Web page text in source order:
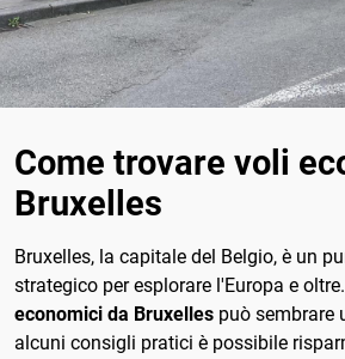
Come trovare voli
Bruxelles
Bruxelles, la capitale del Belgio, è un
strategico per esplorare l'Europa e oltre.
economici da Bruxelles può sembrare
alcuni consigli pratici è possibile